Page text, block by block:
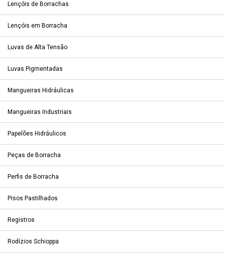
Lençóis de Borrachas
Lençóis em Borracha
Luvas de Alta Tensão
Luvas Pigmentadas
Mangueiras Hidráulicas
Mangueiras Industriais
Papelões Hidráulicos
Peças de Borracha
Perfis de Borracha
Pisos Pastilhados
Registros
Rodízios Schioppa